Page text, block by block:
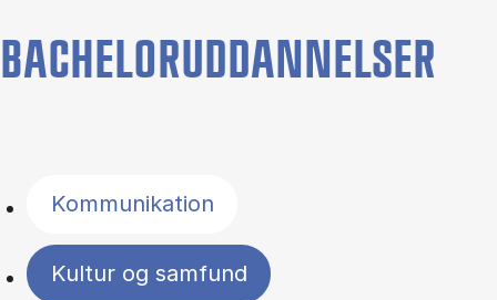
BACHELORUDDANNELSER
Kommunikation
Kultur og samfund